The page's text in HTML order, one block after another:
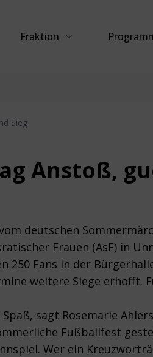
Fraktion
Sieg
Anstoß,
deutschen
Frauen (AsF) in
Fans in der
weitere Siege erhofft.
sagt Rosemarie
Fußballfest
Wer ein